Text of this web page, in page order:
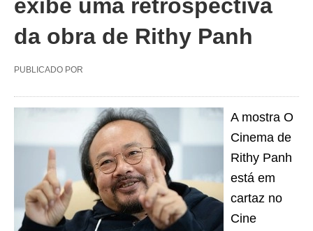
exibe uma retrospectiva
da obra de Rithy Panh
PUBLICADO POR
A mostra O
Cinema de
Rithy Panh
está em
cartaz no
Cine